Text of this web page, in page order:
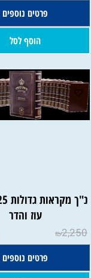
פרטים נוספים
הוסף לסל
עוז והדר
₪2,250
פרטים נוספים